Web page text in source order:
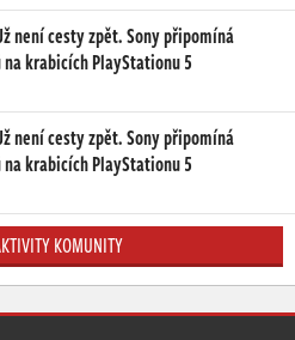
není cesty zpět. Sony připomíná
krabicích PlayStationu 5
není cesty zpět. Sony připomíná
krabicích PlayStationu 5
KOMUNITY